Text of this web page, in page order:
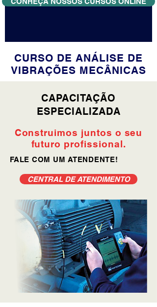
CURSO DE ANÁLISE DE
VIBRAÇÕES MECÂNICAS
CAPACITAÇÃO
ESPECIALIZADA
Construimos juntos o seu
futuro profissional.
FALE COM UM ATENDENTE!
CENTRAL DE ATENDIMENTO